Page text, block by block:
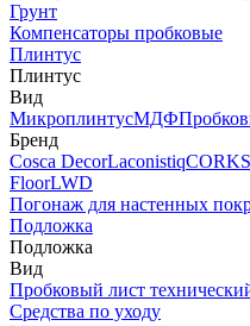
Грунт
Компенсаторы пробковые
Плинтус
Плинтус
Вид
МикроплинтусМДФ
Бренд
Cosca DecorLaconistiq
FloorLWD
Погонаж для настенных
Подложка
Подложка
Вид
Пробковый лист
Средства по уходу